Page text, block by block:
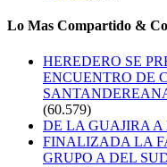
Lo Mas Compartido &
HEREDERO SE
ENCUENTRO DE
(60.579)
DE LA GUAJIRA A
FINALIZADA LA
GRUPO A DEL